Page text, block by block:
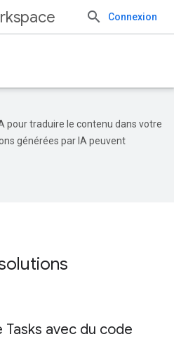
Connexion
pour traduire le contenu dans votre
générées par IA peuvent
avec du code